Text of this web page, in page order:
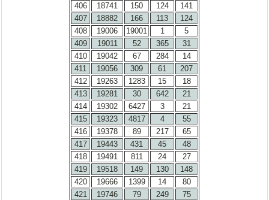
406
18741 150 124
141
407
18882 166 113
124
408
19006 19001 1
5
409
19011 52 365
31
410
19042 67 284
14
411
19056 309 61
207
412
19263 1283 15
18
413
19281 30 642
21
414
19302 6427 3
21
415
19323 4817 4
55
416
19378 89 217
65
417
19443 431 45
48
418
19491 811 24
27
419
19518 149 130
148
420
19666 1399 14
80
421
19746 79 249
75